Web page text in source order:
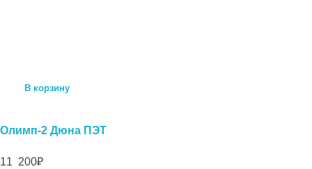
В корзину
Олимп-2 Дюна ПЭТ
11 200₽